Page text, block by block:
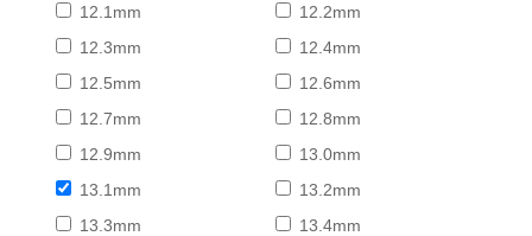
12.1mm
12.2mm
12.3mm
12.4mm
12.5mm
12.6mm
12.7mm
12.8mm
12.9mm
13.0mm
13.1mm
13.2mm
13.3mm
13.4mm